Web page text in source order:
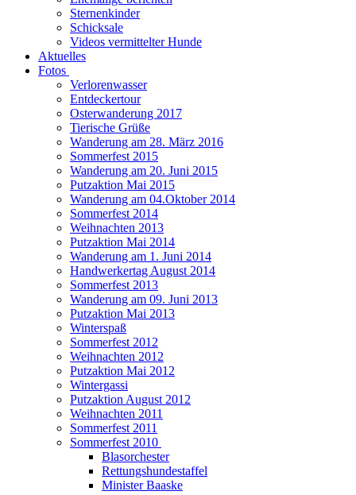
Sternenkinder
Schicksale
Videos vermittelter Hunde
Aktuelles
Fotos
Verlorenwasser
Entdeckertour
Osterwanderung 2017
Tierische Grüße
Wanderung am 28. März 2016
Sommerfest 2015
Wanderung am 20. Juni 2015
Putzaktion Mai 2015
Wanderung am 04.Oktober 2014
Sommerfest 2014
Weihnachten 2013
Putzaktion Mai 2014
Wanderung am 1. Juni 2014
Handwerkertag August 2014
Sommerfest 2013
Wanderung am 09. Juni 2013
Putzaktion Mai 2013
Winterspaß
Sommerfest 2012
Weihnachten 2012
Putzaktion Mai 2012
Wintergassi
Putzaktion August 2012
Weihnachten 2011
Sommerfest 2011
Sommerfest 2010
Blasorchester
Rettungshundestaffel
Minister Baaske